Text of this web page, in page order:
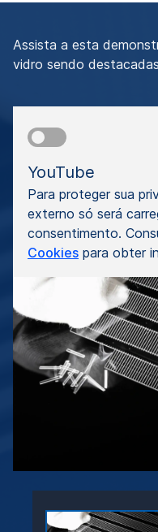
Assista a esta
vidro sendo
YouTube
Para proteger sua
externo só será
consentimento.
Cookies para obter